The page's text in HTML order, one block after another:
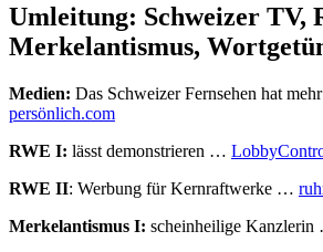
Umleitung: Schweizer TV,
Merkelantismus,
Medien: Das Schweizer Fernsehen hat
persönlich.com
RWE I: lässt demonstrieren …
RWE II: Werbung für Kernraftwerke …
Merkelantismus I: scheinheilige